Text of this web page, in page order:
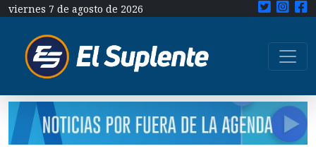
viernes 7 de agosto de 2026